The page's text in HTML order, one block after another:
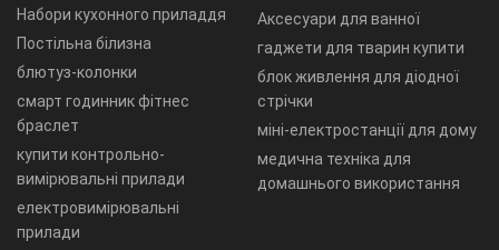
Набори кухонного приладдя
Постільна білизна
блютуз-колонки
смарт годинник фітнес
браслет
купити контрольно-
вимірювальні прилади
електровимірювальні
прилади
Аксесуари для ванної
гаджети для тварин купити
блок живлення для діодної
стрічки
міні-електростанції для дому
медична техніка для
домашнього використання